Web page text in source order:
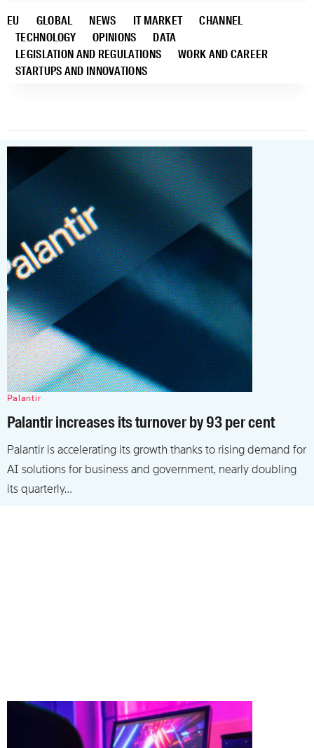
EU GLOBAL NEWS IT MARKET
CHANNEL
TECHNOLOGY
OPINIONS
DATA
LEGISLATION AND REGULATIONS
WORK AND CAREER
STARTUPS AND INNOVATIONS
Palantir
Palantir increases its turnover by 93 per cent
Palantir is accelerating its growth thanks to rising demand for
AI solutions for business and government, nearly doubling
its quarterly…